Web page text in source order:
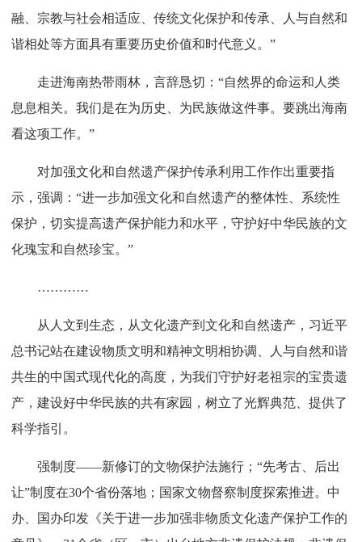
融、宗教与社会相适应、传统文化保护和传承、人与自然和
谐相处等方面具有重要历史价值和时代意义。”
走进海南热带雨林，言辞恳切：“自然界的命运和人类
息息相关。我们是在为历史、为民族做这件事。要跳出海南
看这项工作。”
对加强文化和自然遗产保护传承利用工作作出重要指
示，强调：“进一步加强文化和自然遗产的整体性、系统性
保护，切实提高遗产保护能力和水平，守护好中华民族的文
化瑰宝和自然珍宝。”
…………
从人文到生态，从文化遗产到文化和自然遗产，习近平
总书记站在建设物质文明和精神文明相协调、人与自然和谐
共生的中国式现代化的高度，为我们守护好老祖宗的宝贵遗
产，建设好中华民族的共有家园，树立了光辉典范、提供了
科学指引。
强制度——新修订的文物保护法施行；“先考古、后出
让”制度在30个省份落地；国家文物督察制度探索推进。中
办、国办印发《关于进一步加强非物质文化遗产保护工作的